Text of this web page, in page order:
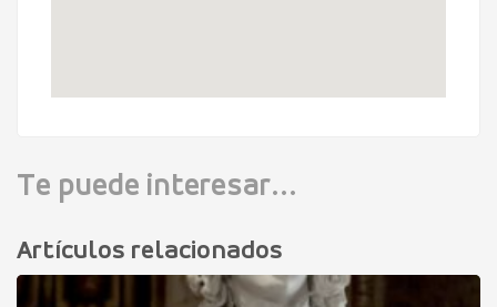
Te puede interesar...
Artículos relacionados